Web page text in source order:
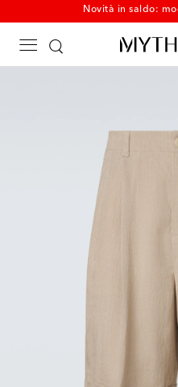
Novità in saldo: